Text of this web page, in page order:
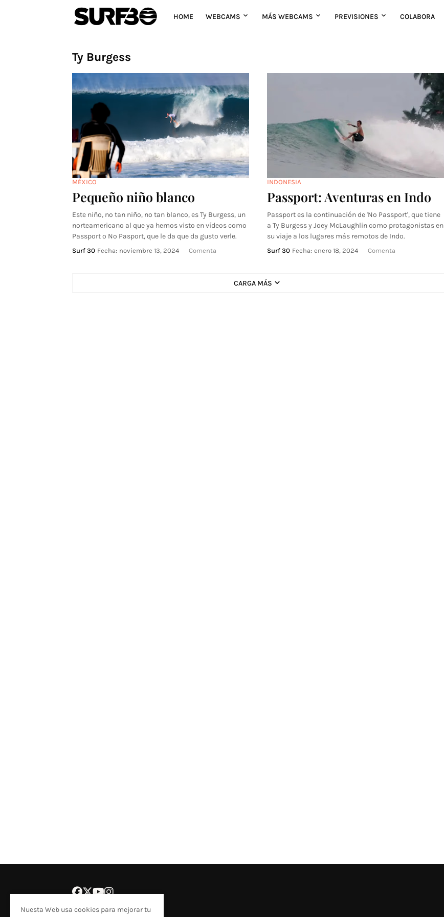
HOME WEBCAMS MÁS WEBCAMS PREVISIONES COLABORA
Ty Burgess
MÉXICO
Pequeño niño blanco
Este niño, no tan niño, no tan blanco, es Ty Burgess, un
norteamericano al que ya hemos visto en vídeos como
Passport o No Pasport, que le da que da gusto verle.
Surf 30 Fecha: noviembre 13, 2024 Comenta
INDONESIA
Passport: Aventuras en Indo
Passport es la continuación de 'No Passport', que tiene
a Ty Burgess y Joey McLaughlin como protagonistas en
su viaje a los lugares más remotos de Indo.
Surf 30 Fecha: enero 18, 2024 Comenta
CARGA MÁS
Nuesta Web usa cookies para mejorar tu